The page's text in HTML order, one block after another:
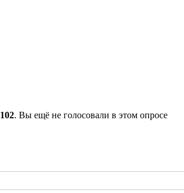
102. Вы ещё не голосовали в этом опросе